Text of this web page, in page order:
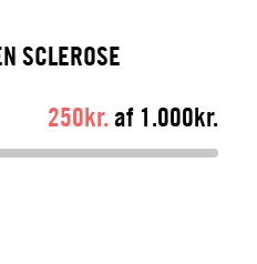
SCLEROSE
250kr. af 1.000kr.